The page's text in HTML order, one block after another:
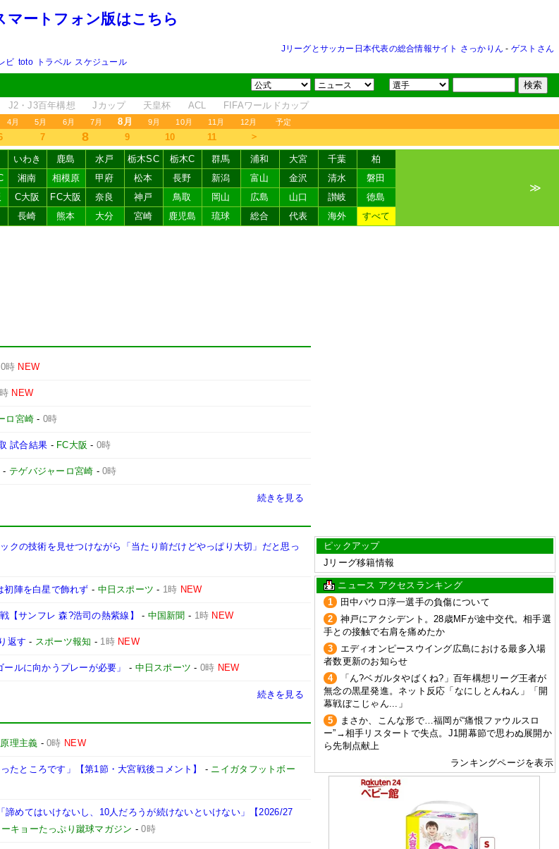
マートフォン版はこちら
Jリーグとサッカー日本代表の総合情報サイト さっかりん - ゲストさん
ビ toto トラベル スケジュール
J2・J3百年構想 Jカップ 天皇杯 ACL FIFAワールドカップ
4月 5月 6月 7月 8月 9月 10月 11月 12月 予定
7 8 9 10 11 ＞
いわき 鹿島 水戸 栃木SC 栃木C 群馬 浦和 大宮 千葉
柏
湘南 相模原 甲府 松本 長野 新潟 富山 金沢 清水
磐田
C大阪 FC大阪 奈良 神戸 鳥取 岡山 広島 山口 讃岐
徳島
長崎 熊本 大分 宮崎 鹿児島 琉球 総合 代表 海外 すべて
≫
0時 NEW
NEW
ロ宮崎 - 0時
試合結果 - FC大阪 - 0時
- テゲバジャーロ宮崎 -0時
続きを見る
クの技術を見せつけながら「当たり前だけどやっぱり大切」だと思っ
初陣を白星で飾れず - 中日スポーツ - 1時 NEW
【サンフレ 森?浩司の熱紫線】 - 中国新聞 - 1時 NEW
返す - スポーツ報知 - 1時 NEW
ルに向かうプレーが必要」 - 中日スポーツ - 0時 NEW
続きを見る
理主義 -0時 NEW
たところです」【第1節・大宮戦後コメント】 - ニイガタフットボー
めてはいけないし、10人だろうが続けないといけない」【2026/27
キョーたっぷり蹴球マガジン -0時
ピックアップ
Jリーグ移籍情報
ニュース アクセスランキング
1
田中パウロ淳一選手の負傷について
2
神戸にアクシデント。28歳MFが途中交代。相手選
手との接触で右肩を痛めたか
3
エディオンピースウイング広島における最多入場
者数更新のお知らせ
4
「ん?ベガルタやばくね?」百年構想リーグ王者が
無念の黒星発進。ネット反応「なにしとんねん」「開
幕戦ぼこじゃん...」
5
まさか、こんな形で…福岡が“痛恨ファウルスロ
ー”→相手リスタートで失点。J1開幕節で思わぬ展開か
ら先制点献上
ランキングページを表示